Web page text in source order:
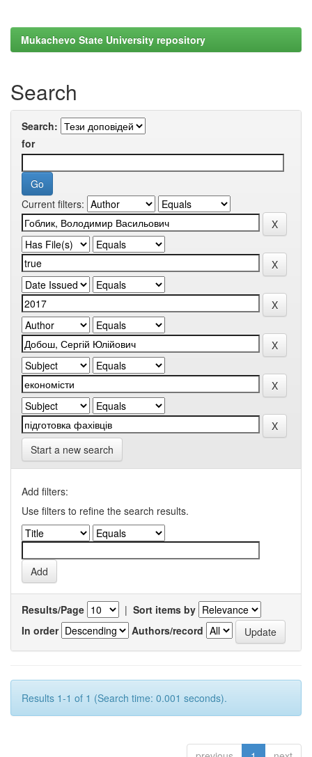
Mukachevo State University repository
Search
Search:
for
Current filters:
Start a new search
Add filters:
Use filters to refine the search results.
Results/Page | Sort items by
In order
Authors/record
Results 1-1 of 1 (Search time: 0.001 seconds).